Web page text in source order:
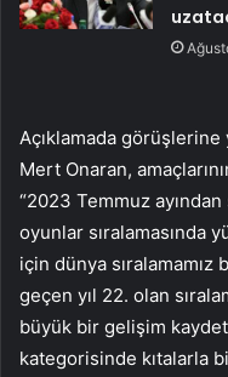
Açıklamada
Mert Onaran,
“2023 Temmuz
oyunlar sıralamasında
için dünya
geçen yıl 22. olan
büyük bir gelişim
kategorisinde kıtalarla